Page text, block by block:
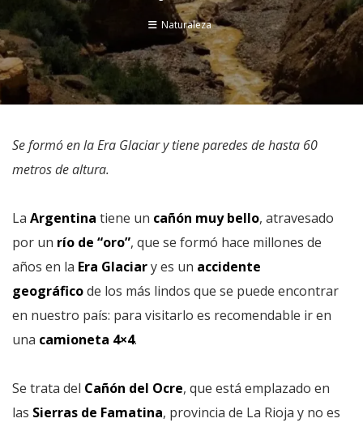
Naturaleza
Se formó en la Era Glaciar y tiene paredes de hasta 60
metros de altura.
La Argentina tiene un cañón muy bello, atravesado
por un río de “oro”, que se formó hace millones de
años en la Era Glaciary es un accidente
geográficode los más lindos que se puede encontrar
en nuestro país: para visitarlo es recomendable ir en
una camioneta 4×4.
Se trata del Cañón del Ocre, que está emplazado en
las Sierras de Famatina, provincia de La Rioja y no es